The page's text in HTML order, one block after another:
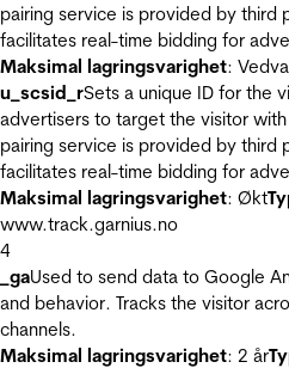
pairing service is provided by third
facilitates real-time bidding for
Maksimal lagringsvarighet:
u_scsid_rSets a unique ID for the
advertisers to target the visitor
pairing service is provided by third
facilitates real-time bidding for
Maksimal lagringsvarighet: Økt
www.track.garnius.no
4
_gaUsed to send data to Google
and behavior. Tracks the visitor
channels.
Maksimal lagringsvarighet: 2 år